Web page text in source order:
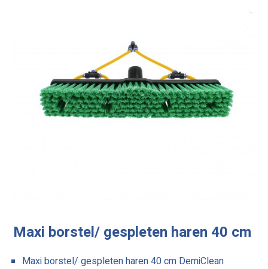
Maxi borstel/ gespleten haren 40 cm
Maxi borstel/ gespleten haren 40 cm DemiClean